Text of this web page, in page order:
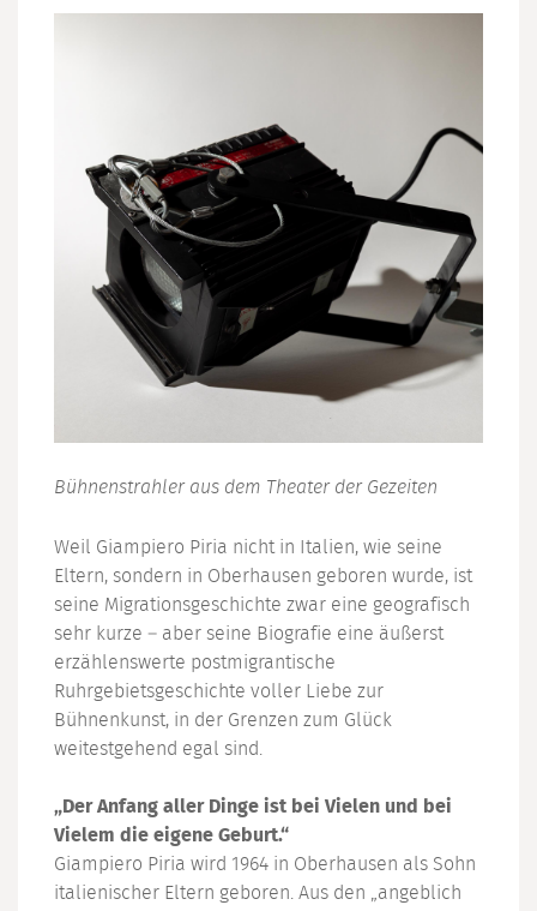
Bühnenstrahler aus dem Theater der Gezeiten
Weil Giampiero Piria nicht in Italien, wie seine
Eltern, sondern in Oberhausen geboren wurde, ist
seine Migrationsgeschichte zwar eine geografisch
sehr kurze – aber seine Biografie eine äußerst
erzählenswerte postmigrantische
Ruhrgebietsgeschichte voller Liebe zur
Bühnenkunst, in der Grenzen zum Glück
weitestgehend egal sind.
„Der Anfang aller Dinge ist bei Vielen und bei
Vielem die eigene Geburt.“
Giampiero Piria wird 1964 in Oberhausen als Sohn
italienischer Eltern geboren. Aus den „angeblich